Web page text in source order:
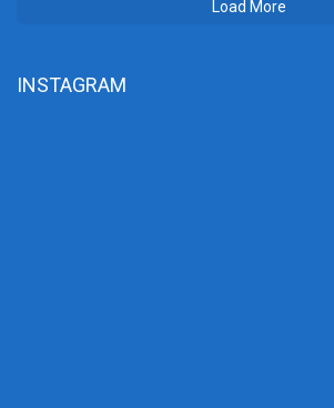
Load More
INSTAGRAM